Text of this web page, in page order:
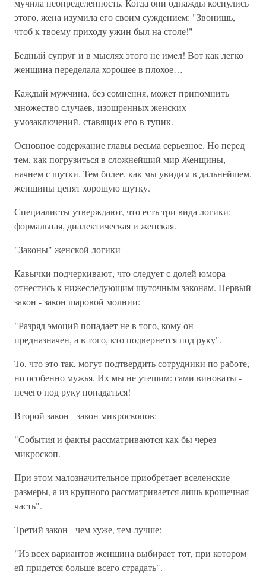
мучила неопределенность. Когда они однажды коснулись
этого, жена изумила его своим суждением: "Звонишь,
чтоб к твоему приходу ужин был на столе!"
Бедный супруг и в мыслях этого не имел! Вот как легко
женщина переделала хорошее в плохое…
Каждый мужчина, без сомнения, может припомнить
множество случаев, изощренных женских
умозаключений, ставящих его в тупик.
Основное содержание главы весьма серьезное. Но перед
тем, как погрузиться в сложнейший мир Женщины,
начнем с шутки. Тем более, как мы увидим в дальнейшем,
женщины ценят хорошую шутку.
Специалисты утверждают, что есть три вида логики:
формальная, диалектическая и женская.
"Законы" женской логики
Кавычки подчеркивают, что следует с долей юмора
отнестись к нижеследующим шуточным законам. Первый
закон - закон шаровой молнии:
"Разряд эмоций попадает не в того, кому он
предназначен, а в того, кто подвернется под руку".
То, что это так, могут подтвердить сотрудники по работе,
но особенно мужья. Их мы не утешим: сами виноваты -
нечего под руку попадаться!
Второй закон - закон микроскопов:
"События и факты рассматриваются как бы через
микроскоп.
При этом малозначительное приобретает вселенские
размеры, а из крупного рассматривается лишь крошечная
часть".
Третий закон - чем хуже, тем лучше:
"Из всех вариантов женщина выбирает тот, при котором
ей придется больше всего страдать".